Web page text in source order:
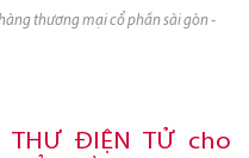
THƯ ĐIỆN TỬ cho